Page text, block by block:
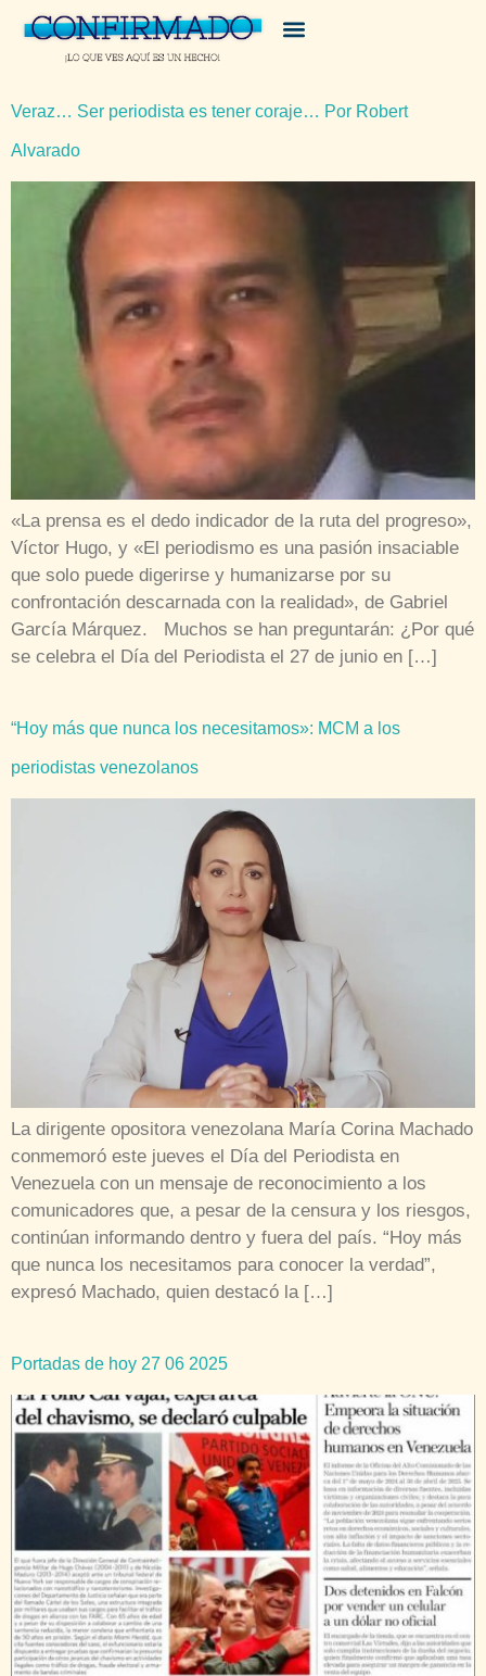
Veraz… Ser periodista es tener coraje… Por Robert
Alvarado
«La prensa es el dedo indicador de la ruta del progreso»,
Víctor Hugo, y «El periodismo es una pasión insaciable
que solo puede digerirse y humanizarse por su
confrontación descarnada con la realidad», de Gabriel
García Márquez. Muchos se han preguntarán: ¿Por qué
se celebra el Día del Periodista el 27 de junio en […]
“Hoy más que nunca los necesitamos»: MCM a los
periodistas venezolanos
La dirigente opositora venezolana María Corina Machado
conmemoró este jueves el Día del Periodista en
Venezuela con un mensaje de reconocimiento a los
comunicadores que, a pesar de la censura y los riesgos,
continúan informando dentro y fuera del país. “Hoy más
que nunca los necesitamos para conocer la verdad”,
expresó Machado, quien destacó la […]
Portadas de hoy 27 06 2025